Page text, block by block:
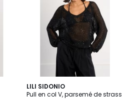
LILI SIDONIO
Pull en col V, parsemé de strass